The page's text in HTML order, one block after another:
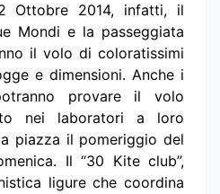
Ottobre 2014, infatti, il
Mondi e la passeggiata
il volo di coloratissimi
e dimensioni. Anche i
provare il volo
nei laboratori a loro
piazza il pomeriggio del
Il “30 Kite club”,
ligure che coordina